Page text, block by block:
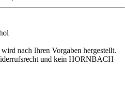
nach Ihren Vorgaben hergestellt.
und kein HORNBACH